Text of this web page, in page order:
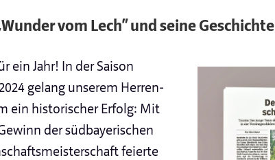
vom Lech“ und seine Geschichte
ein Jahr! In der Saison
gelang unserem Herren-
ein historischer Erfolg: Mit
der südbayerischen
feierte